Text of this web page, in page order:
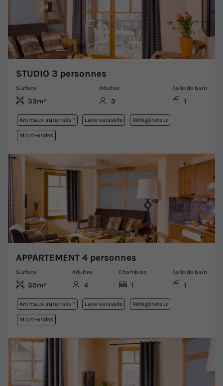
STUDIO 3 personnes
Surface
33m²
Adultes
3
Salle de bain
1
Animaux autorisés * Lave-vaisselle Réfrigérateur
Micro-ondes
APPARTEMENT 4 personnes
Surface
30m²
Adultes
4
Chambres
1
Salle de bain
1
Animaux autorisés * Lave-vaisselle Réfrigérateur
Micro-ondes